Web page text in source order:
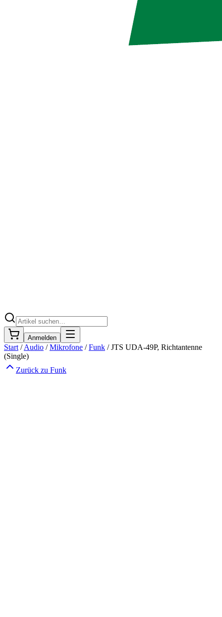
Anmelden
Start /Audio /Mikrofone /Funk /JTS UDA-49P, Richtantenne
(Single)
Zurück zu Funk